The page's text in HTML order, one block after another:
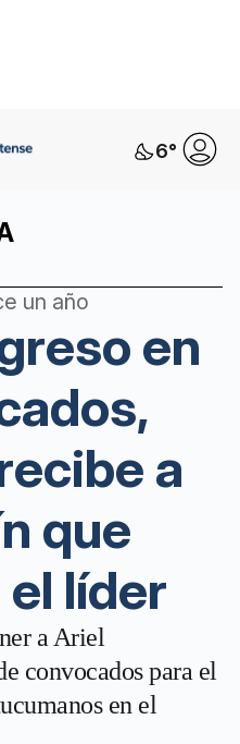
6°
un año
en
a
que
líder
a Ariel
convocados para el
en el